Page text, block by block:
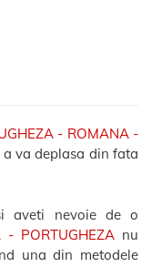
- ROMANA -
va deplasa din fata
aveti nevoie de o
- PORTUGHEZAnu
una din metodele